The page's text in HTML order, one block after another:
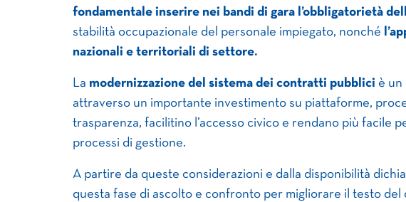
fondamentale inserire nei bandi di gara l’obbligatorietà
stabilità occupazionale del personale impiegato, nonché
nazionali e territoriali di settore.
La modernizzazione del sistema dei contratti pubblici è un
attraverso un importante investimento su piattaforme,
trasparenza, facilitino l’accesso civico e rendano più facile
processi di gestione.
A partire da queste considerazioni e dalla disponibilità
questa fase di ascolto e confronto per migliorare il testo